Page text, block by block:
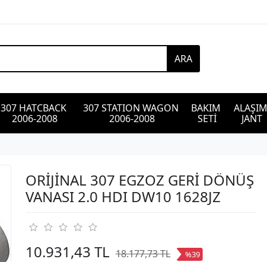
ARA
307 HATCBACK
2006-2008
307 STATION WAGON
2006-2008
BAKIM
SETİ
ALAŞIM
JANT
ORİJİNAL 307 EGZOZ GERİ DÖNÜŞ
VANASI 2.0 HDI DW10 1628JZ
10.931,43 TL 18.177,73 TL %39